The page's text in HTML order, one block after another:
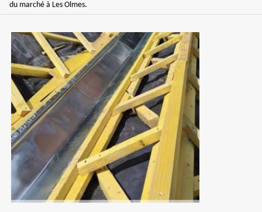
du marché à Les Olmes.